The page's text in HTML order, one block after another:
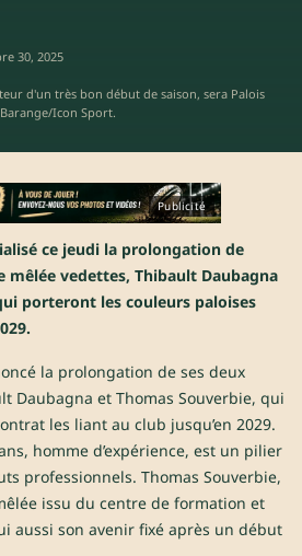
30, 2025
d'un très bon début de saison, sera Palois
Icon Sport.
Publicité
ce jeudi la prolongation de
mêlée vedettes, Thibault Daubagna
porteront les couleurs paloises
la prolongation de ses deux
Daubagna et Thomas Souverbie, qui
les liant au club jusqu’en 2029.
homme d’expérience, est un pilier
professionnels. Thomas Souverbie,
issu du centre de formation et
aussi son avenir fixé après un début